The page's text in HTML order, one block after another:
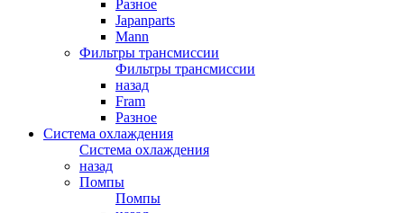
Разное
Japanparts
Mann
Фильтры трансмиссии
Фильтры трансмиссии
назад
Fram
Разное
Система охлаждения
Система охлаждения
назад
Помпы
Помпы